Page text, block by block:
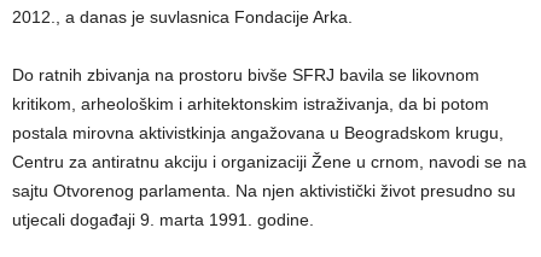
2012., a danas je suvlasnica Fondacije Arka.
Do ratnih zbivanja na prostoru bivše SFRJ bavila se likovnom
kritikom, arheološkim i arhitektonskim istraživanja, da bi potom
postala mirovna aktivistkinja angažovana u Beogradskom krugu,
Centru za antiratnu akciju i organizaciji Žene u crnom, navodi se na
sajtu Otvorenog parlamenta. Na njen aktivistički život presudno su
utjecali događaji 9. marta 1991. godine.